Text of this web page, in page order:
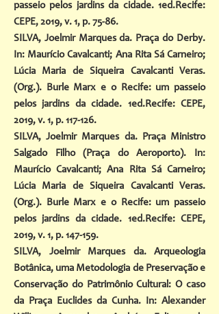
passeio pelos jardins da cidade. 1ed.Recife:
CEPE, 2019, v. 1, p. 75-86.
SILVA, Joelmir Marques da. Praça do Derby.
In: Maurício Cavalcanti; Ana Rita Sá Carneiro;
Lúcia Maria de Siqueira Cavalcanti Veras.
(Org.). Burle Marx e o Recife: um passeio
pelos jardins da cidade. 1ed.Recife: CEPE,
2019, v. 1, p. 117-126.
SILVA, Joelmir Marques da. Praça Ministro
Salgado Filho (Praça do Aeroporto). In:
Maurício Cavalcanti; Ana Rita Sá Carneiro;
Lúcia Maria de Siqueira Cavalcanti Veras.
(Org.). Burle Marx e o Recife: um passeio
pelos jardins da cidade. 1ed.Recife: CEPE,
2019, v. 1, p. 147-159.
SILVA, Joelmir Marques da. Arqueologia
Botânica, uma Metodologia de Preservação e
Conservação do Patrimônio Cultural: O caso
da Praça Euclides da Cunha. In: Alexander